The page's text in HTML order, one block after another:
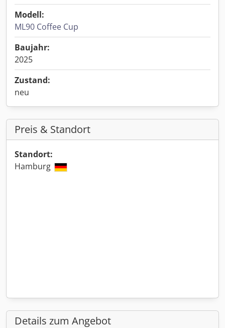
Modell:
ML90 Coffee Cup
Baujahr:
2025
Zustand:
neu
Preis & Standort
Standort:
Hamburg
Details zum Angebot